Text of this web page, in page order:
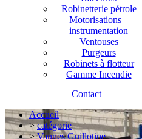
Robinetterie pétrole
Motorisations –
instrumentation
Ventouses
Purgeurs
Robinets à flotteur
Gamme Incendie
Contact
Accueil
>catégorie
>Vannes Guillotine